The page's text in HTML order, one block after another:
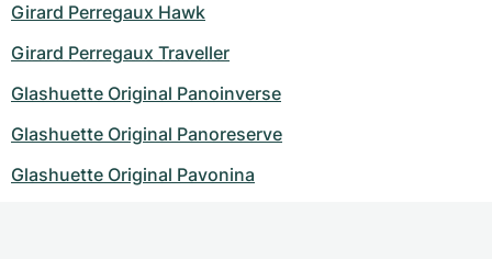
Girard Perregaux Hawk
Girard Perregaux Traveller
Glashuette Original Panoinverse
Glashuette Original Panoreserve
Glashuette Original Pavonina